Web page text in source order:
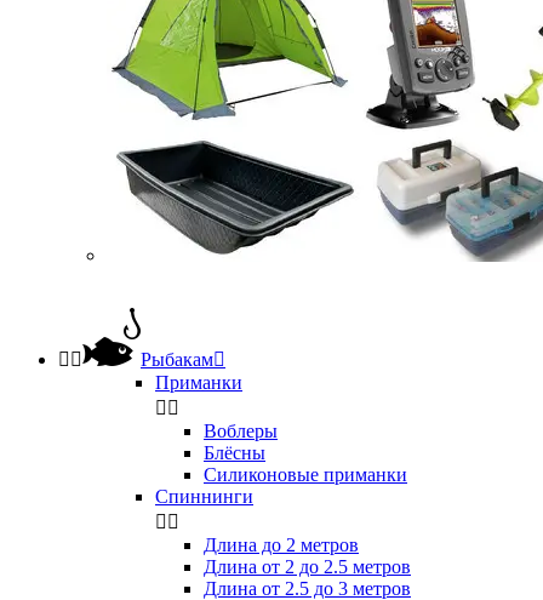
  Рыбакам
Приманки
 
Воблеры
Блёсны
Силиконовые приманки
Спиннинги
 
Длина до 2 метров
Длина от 2 до 2.5 метров
Длина от 2.5 до 3 метров